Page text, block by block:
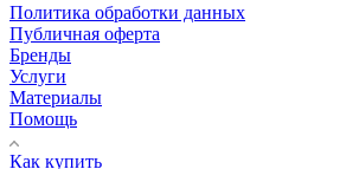
Политика обработки данных
Публичная оферта
Бренды
Услуги
Материалы
Помощь
Как купить